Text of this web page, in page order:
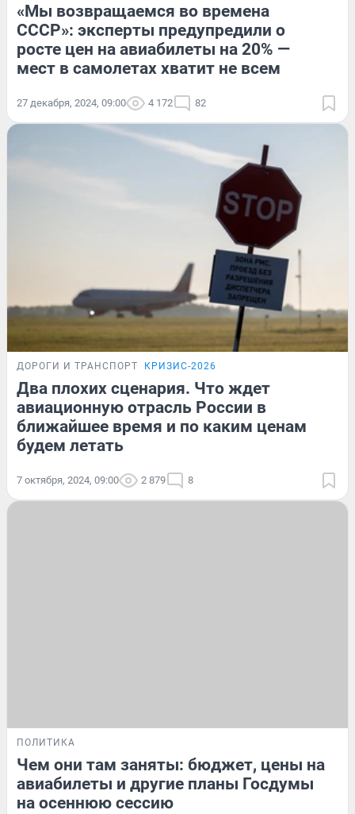
«Мы возвращаемся во времена
СССР»: эксперты предупредили о
росте цен на авиабилеты на 20% —
мест в самолетах хватит не всем
27 декабря, 2024, 09:00 4 172 82
ДОРОГИ И ТРАНСПОРТ КРИЗИС-2026
Два плохих сценария. Что ждет
авиационную отрасль России в
ближайшее время и по каким ценам
будем летать
7 октября, 2024, 09:00 2 879 8
ПОЛИТИКА
Чем они там заняты: бюджет, цены на
авиабилеты и другие планы Госдумы
на осеннюю сессию